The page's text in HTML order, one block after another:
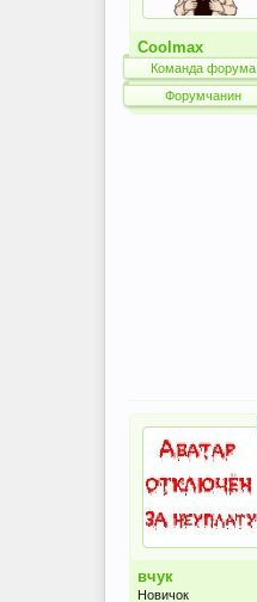
Coolmax
Команда форума
Форумчанин
вчук
Новичок